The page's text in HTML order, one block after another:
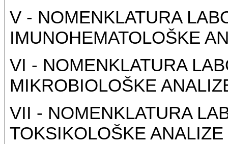
V - NOMENKLATURA
IMUNOHEMATOLOŠKE
VI - NOMENKLATURA
MIKROBIOLOŠKE
VII - NOMENKLATURA
TOKSIKOLOŠKE ANALIZE